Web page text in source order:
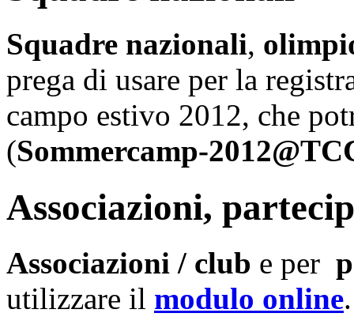
Squadre nazionali,
prega di usare per la
campo estivo 2012, che
(Sommercamp-
Associazioni,
Associazioni / club e per
utilizzare il modulo online.